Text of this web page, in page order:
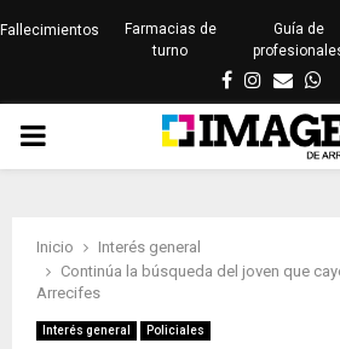
Fallecimientos
Farmacias de
turno
Guía de
Facebook
Instagram
Email
PRIMARY
Inicio
Interés general
Continúa la búsqueda del joven que
Arrecifes
Interés general Policiales